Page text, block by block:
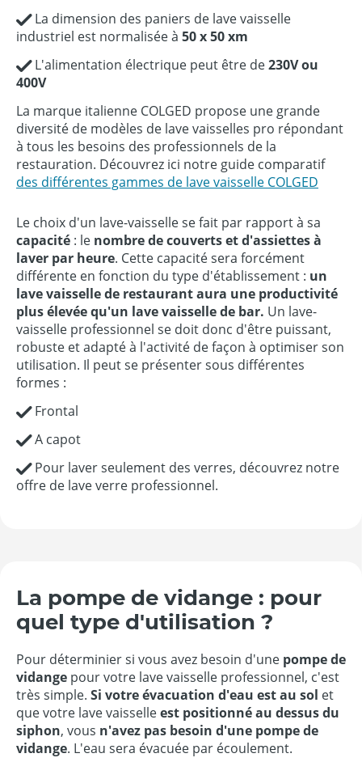
La dimension des paniers de lave vaisselle
industriel est normalisée à 50 x 50 xm
L'alimentation électrique peut être de230V ou
400V
La marque italienne COLGED propose une grande
diversité de modèles de lave vaisselles pro répondant
à tous les besoins des professionnels de la
restauration. Découvrez ici notre guide comparatif
des différentes gammes de lave vaisselle COLGED
Le choix d'un lave-vaisselle se fait par rapport à sa
capacité : le nombre de couverts et d'assiettes à
laver par heure. Cette capacité sera forcément
différente en fonction du type d'établissement : un
lave vaisselle de restaurant aura une productivité
plus élevée qu'un lave vaisselle de bar. Un lave-
vaisselle professionnel se doit donc d'être puissant,
robuste et adapté à l'activité de façon à optimiser son
utilisation. Il peut se présenter sous différentes
formes :
Frontal
A capot
Pour laver seulement des verres, découvrez notre
offre de lave verre professionnel.
La pompe de vidange : pour
quel type d'utilisation ?
Pour déterminier si vous avez besoin d'une pompe de
vidange pour votre lave vaisselle professionnel, c'est
très simple. Si votre évacuation d'eau est au sol et
que votre lave vaisselleest positionné au dessus du
siphon, vous n'avez pas besoin d'une pompe de
vidange. L'eau sera évacuée par écoulement.